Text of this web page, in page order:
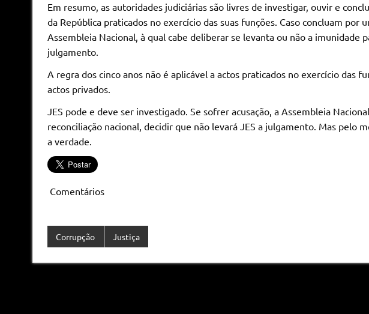
Em resumo, as autoridades judiciárias são livres de investigar, ouvir e
da República praticados no exercício das suas funções. Caso concluam por
Assembleia Nacional, à qual cabe deliberar se levanta ou não a imunidade
julgamento.
A regra dos cinco anos não é aplicável a actos praticados no exercício das
actos privados.
JES pode e deve ser investigado. Se sofrer acusação, a Assembleia
reconciliação nacional, decidir que não levará JES a julgamento. Mas pelo
a verdade.
Comentários
Corrupção Justiça